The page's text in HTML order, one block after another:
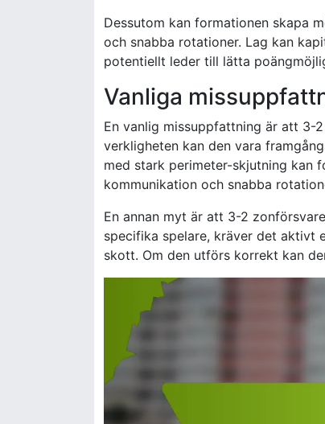
Dessutom kan formationen skapa
och snabba rotationer. Lag kan
potentiellt leder till lätta
Vanliga
En vanlig missuppfattning är att 3-
verkligheten kan den vara
med stark perimeter-skjutning kan
kommunikation och snabba
En annan myt är att 3-2
specifika spelare, kräver det aktivt
skott. Om den utförs korrekt kan